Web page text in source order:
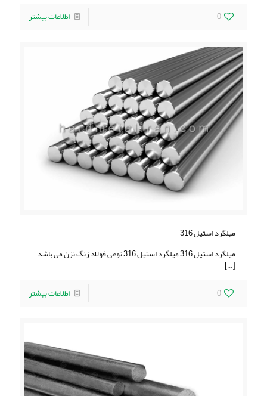
0
اطلاعات بیشتر
ميلگرد استيل 316
ميلگرد استيل 316 ميلگرد استيل 316 نوعی فولاد زنگ نزن می باشد
[…]
0
اطلاعات بیشتر